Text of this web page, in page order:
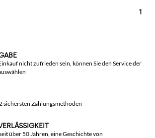
1
nicht zufrieden sein, können Sie den Service der
sichersten Zahlungsmethoden
über 50 Jahren, eine Geschichte von